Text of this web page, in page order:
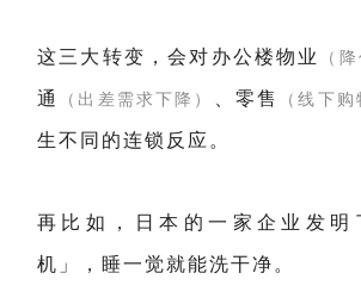
这三大转变，会对办公楼物业 （
通 （出差需求下降） 、零售 （线下购
生不同的连锁反应。
再比如，日本的一家企业发明
机」，睡一觉就能洗干净。